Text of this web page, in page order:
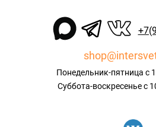
Понедельник-пятница с
Суббота-воскресенье с